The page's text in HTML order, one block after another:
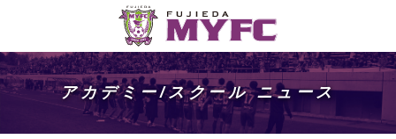
アカデミー/スクール ニュース